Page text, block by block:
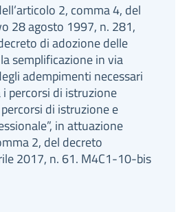
2, comma 4, del
28 agosto 1997, n. 281,
di adozione delle
semplificazione in via
adempimenti necessari
i percorsi di istruzione
di istruzione e
in attuazione
2, del decreto
2017, n. 61. M4C1-10-bis